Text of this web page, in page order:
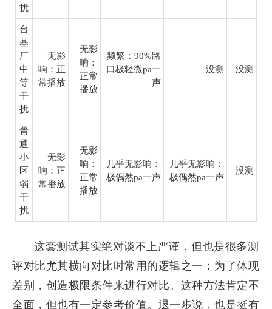
扰
台
基
厂
中
等
干
扰
无影
响：正
常播放
无影
响：
正常
播放
频繁：90%路
口极轻微pa一
声
没测 没测
普
通
小
区
弱
干
扰
无影
响：正
常播放
无影
响：
正常
播放
几乎无影响：
极偶然pa一声
几乎无影响：
极偶然pa一声
没测
这套测试其实绝对谈不上严谨，但也是很多测
评对比尤其横向对比时常用的逻辑之一：为了体现
差别，创造极限条件来进行对比。这种方法肯定不
全面，但也有一定参考价值。退一步说，也是挺有